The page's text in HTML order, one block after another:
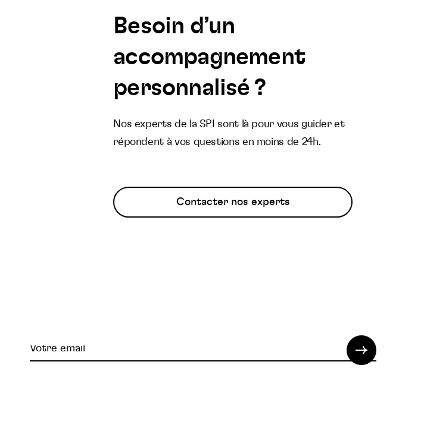
Besoin d’un
accompagnement
personnalisé ?
Nos experts de la SPI sont là pour vous guider et
répondent à vos questions en moins de 24h.
Contacter nos experts
Votre